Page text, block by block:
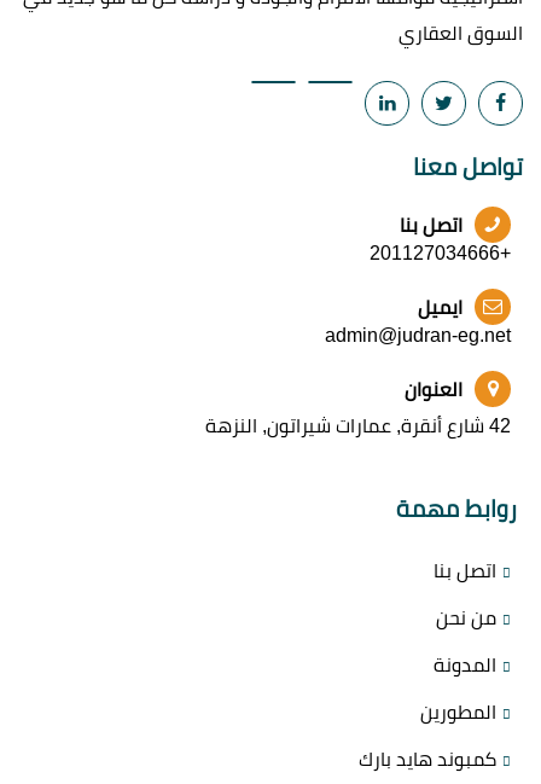
السوق العقاري
تواصل معنا
اتصل بنا
+201127034666
ايميل
admin@judran-eg.net
العنوان
42 شارع أنقرة, عمارات شيراتون, النزهة
روابط مهمة
اتصل بنا
من نحن
المدونة
المطورين
كمبوند هايد بارك